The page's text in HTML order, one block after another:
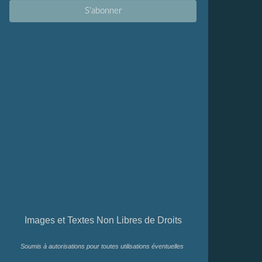
Images et Textes Non Libres de Droits
Soumis à autorisations pour toutes utilisations éventuelles